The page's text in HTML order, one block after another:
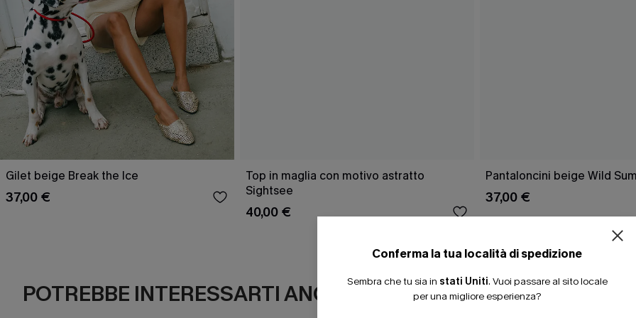
Gilet beige Break the Ice
37,00 €
Top in maglia con motivo astratto
Sightsee
40,00 €
Pantaloncini beige Wild
37,00 €
POTREBBE INTERESSARTI ANCHE
Conferma la tua località di spedizione
Sembra che tu sia in stati Uniti. Vuoi passare al sito locale
per una migliore esperienza?
ISCRIVITI PER
15% DI SCONTO
20% DI SCONTO SU